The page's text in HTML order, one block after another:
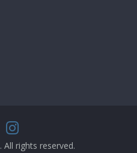
. All rights reserved.